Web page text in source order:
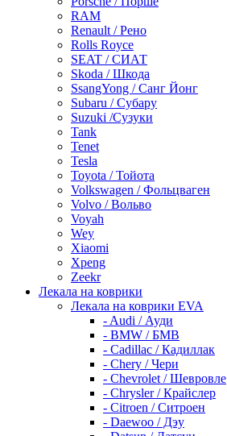
RAM
Renault / Рено
Rolls Royce
SEAT / СИАТ
Skoda / Шкода
SsangYong / Санг Йонг
Subaru / Субару
Suzuki /Сузуки
Tank
Tenet
Tesla
Toyota / Тойота
Volkswagen / Фольцваген
Volvo / Вольво
Voyah
Wey
Xiaomi
Xpeng
Zeekr
Лекала на коврики
Лекала на коврики EVA
- Audi / Ауди
- BMW / БМВ
- Cadillac / Кадиллак
- Chery / Чери
- Chevrolet / Шевровле
- Chrysler / Крайслер
- Citroen / Ситроен
- Daewoo / Дэу